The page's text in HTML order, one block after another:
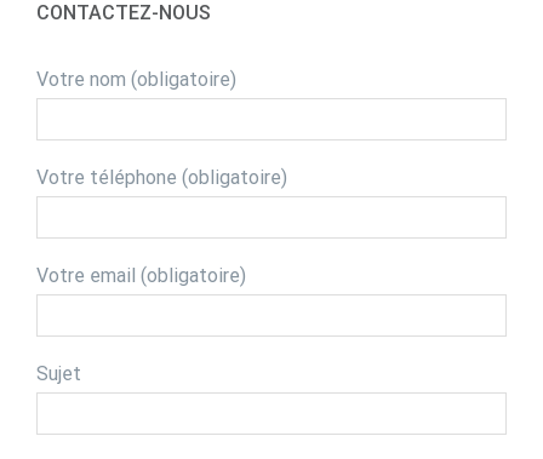
CONTACTEZ-NOUS
Votre nom (obligatoire)
Votre téléphone (obligatoire)
Votre email (obligatoire)
Sujet